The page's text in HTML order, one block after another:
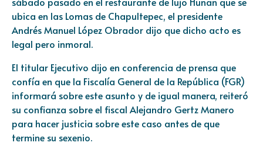
ubica en las Lomas de Chapultepec, el presidente
Andrés Manuel López Obrador dijo que dicho acto es
legal pero inmoral.
El titular Ejecutivo dijo en conferencia de prensa que
confía en que la Fiscalía General de la República (FGR)
informará sobre este asunto y de igual manera, reiteró
su confianza sobre el fiscal Alejandro Gertz Manero
para hacer justicia sobre este caso antes de que
termine su sexenio.